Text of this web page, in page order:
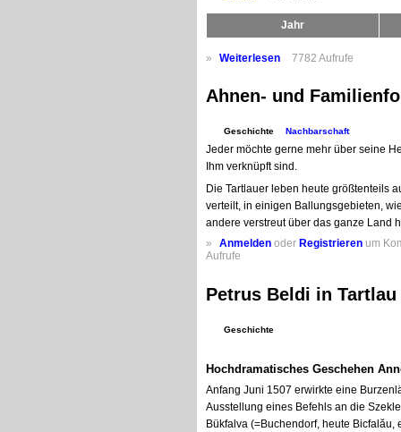
Jahr
» Weiterlesen 7782 Aufrufe
Ahnen- und
Geschichte Nachbarschaft
Jeder möchte gerne mehr über seine
Ihm verknüpft sind.
Die Tartlauer leben heute größtenteils
verteilt, in einigen Ballungsgebieten,
andere verstreut über das ganze Land
»
Anmelden oder Registrieren um
Aufrufe
Petrus Beldi in
Geschichte
Hochdramatisches Geschehen
Anfang Juni 1507 erwirkte eine
Ausstellung eines Befehls an die
Bükfalva (=Buchendorf, heute